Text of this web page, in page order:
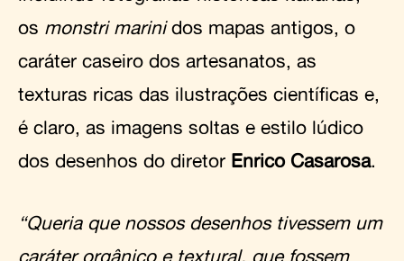
os monstri marinidos mapas antigos, o
caráter caseiro dos artesanatos, as
texturas ricas das ilustrações científicas e,
é claro, as imagens soltas e estilo lúdico
dos desenhos do diretor Enrico Casarosa.
“Queria que nossos desenhos tivessem um
caráter orgânico e textural, que fossem